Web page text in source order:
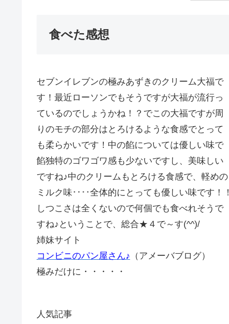
食べた感想
セブンイレブンの極みあずきのクリーム大福で
す！最近ローソンでもそうですが大福が流行っ
ているのでしょうかね！？でこの大福ですが周
りのモチの部分はとろけるような食感でとって
も柔らかいです！中の餡については優しい味で
餡独特のゴワゴワ感も少ないですし、美味しい
ですね♪中のクリームもとろける食感で、軽めの
ミルク味････全体的にとっても優しい味です！！
しつこさは全くないので何個でも食べれそうで
すね♪ということで、総合★４で～す(^^)/
姉妹サイト
コンビニのパン屋さん♪ （アメーバブログ）
極みだけに・・・・・
人気記事